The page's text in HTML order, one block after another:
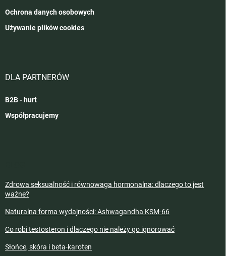
Ochrona danych osobowych
Używanie plików cookies
DLA PARTNERÓW
B2B - hurt
Współpracujemy
Zdrowa seksualność i równowaga hormonalna: dlaczego to jest
ważne?
Naturalna forma wydajności: Ashwagandha KSM-66
Co robi testosteron i dlaczego nie należy go ignorować
Słońce, skóra i beta-karoten